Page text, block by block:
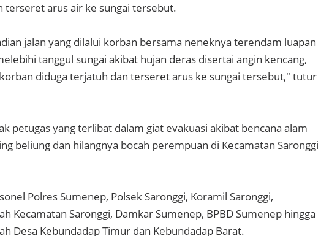
terseret arus air ke sungai tersebut.
jalan yang dilalui korban bersama neneknya terendam luapan
tanggul sungai akibat hujan deras disertai angin kencang,
diduga terjatuh dan terseret arus ke sungai tersebut," tutur
petugas yang terlibat dalam giat evakuasi akibat bencana alam
beliung dan hilangnya bocah perempuan di Kecamatan Saronggi
Polres Sumenep, Polsek Saronggi, Koramil Saronggi,
Kecamatan Saronggi, Damkar Sumenep, BPBD Sumenep hingga
Desa Kebundadap Timur dan Kebundadap Barat.